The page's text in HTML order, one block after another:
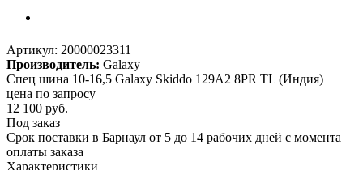
Артикул: 20000023311
Производитель: Galaxy
Спец шина 10-16,5 Galaxy Skiddo 129A2 8PR TL (Индия)
цена по запросу
12 100 руб.
Под заказ
Срок поставки в Барнаул от 5 до 14 рабочих дней с момента
оплаты заказа
Характеристики